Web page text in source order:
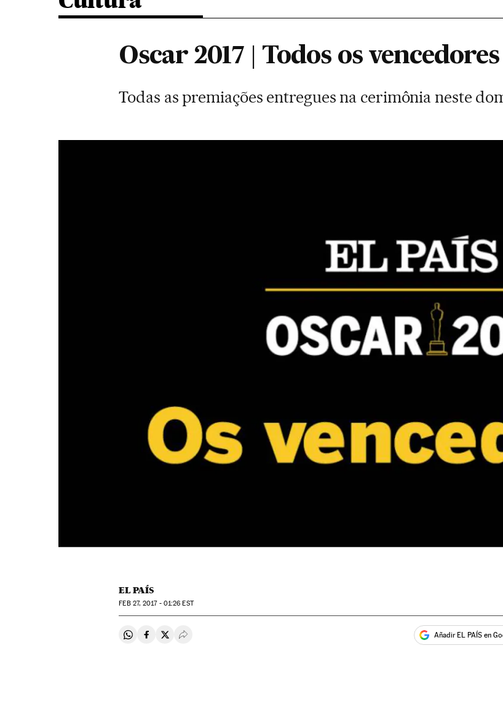
Oscar 2017 | Todos os vencedores
Todas as premiações entregues na cerimônia neste
EL PAÍS
FEB27, 2017 - 01:26 EST
Compartir en Whatsapp
Compartir en Facebook
Compartir en Twitter
Desplegar Redes Sociales Añadir EL PAÍS en